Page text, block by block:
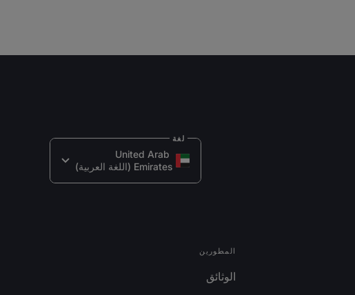
United Arab
Emirates (اللغة العربية)
لغة
المطورين
الوثائق